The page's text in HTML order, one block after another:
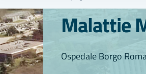
Malattie
Ospedale Borgo